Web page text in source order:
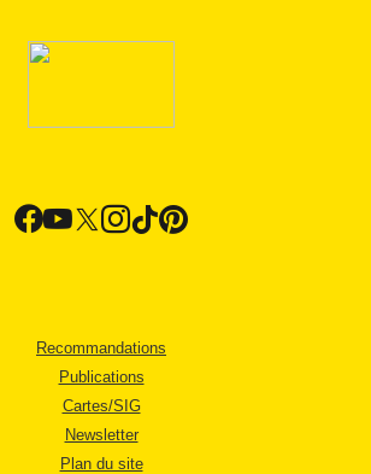
Recommandations
Publications
Cartes/SIG
Newsletter
Plan du site